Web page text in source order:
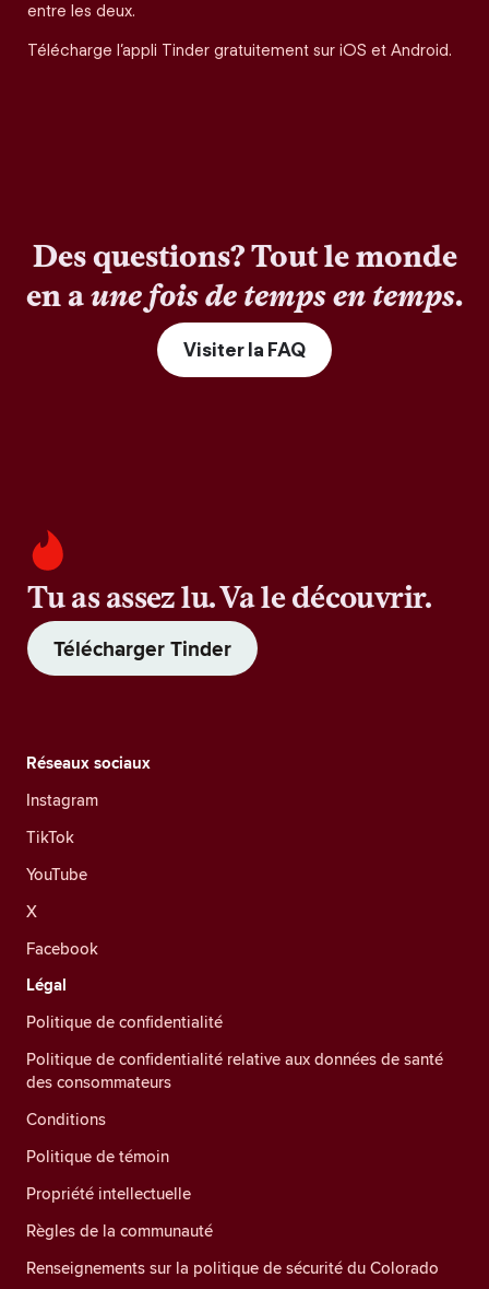
entre les deux.
Télécharge l’appli Tinder gratuitement sur iOS et Android.
Des questions? Tout le monde
en aune fois de temps en temps.
Visiter la FAQ
Tu as assez lu. Va le découvrir.
Télécharger Tinder
Réseaux sociaux
Instagram
TikTok
YouTube
X
Facebook
Légal
Politique de confidentialité
Politique de confidentialité relative aux données de santé
des consommateurs
Conditions
Politique de témoin
Propriété intellectuelle
Règles de la communauté
Renseignements sur la politique de sécurité du Colorado